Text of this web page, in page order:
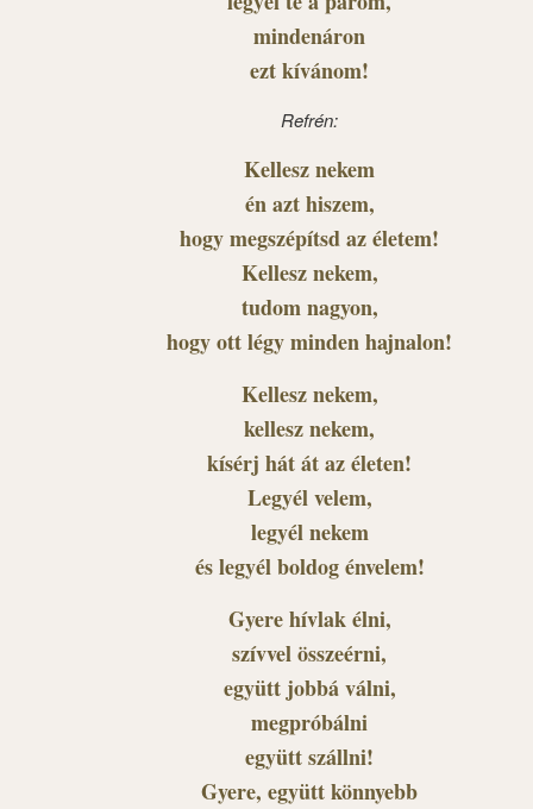
mindenáron
ezt kívánom!
Refrén:
Kellesz nekem
én azt hiszem,
hogy megszépítsd az életem!
Kellesz nekem,
tudom nagyon,
hogy ott légy minden hajnalon!
Kellesz nekem,
kellesz nekem,
kísérj hát át az életen!
Legyél velem,
legyél nekem
és legyél boldog énvelem!
Gyere hívlak élni,
szívvel összeérni,
együtt jobbá válni,
megpróbálni
együtt szállni!
Gyere, együtt könnyebb